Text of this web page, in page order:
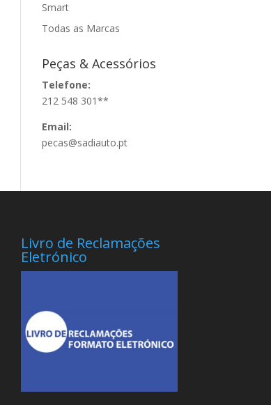
Smart
Todas as Marcas
Peças & Acessórios
Telefone:
212 548 301**
Email:
pecas@sadiauto.pt
Livro de Reclamações
Eletrónico